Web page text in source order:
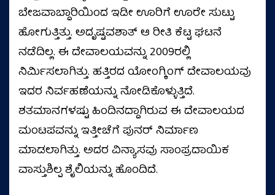
ಬೇಜವಾಬ್ದಾರಿಯಿಂದ ಇಡೀ ಊರಿಗೆ ಊರೇ ಸುಟ್ಟು
ಹೋಗುತ್ತಿತ್ತು. ಅದೃಷ್ಟವಶಾತ್ ಆ ರೀತಿ ಕೆಟ್ಟ ಘಟನೆ
ನಡೆದಿಲ್ಲ. ಈ ದೇವಾಲಯವನ್ನು 2009ರಲ್ಲಿ
ನಿರ್ಮಿಸಲಾಗಿತ್ತು. ಹತ್ತಿರದ ಯೋಂಗ್ಕಿಂಗ್ ದೇವಾಲಯವು
ಇದರ ನಿರ್ವಹಣೆಯನ್ನು ನೋಡಿಕೊಳ್ಳುತ್ತಿದೆ.
ಶತಮಾನಗಳಷ್ಟು ಹಿಂದಿನದ್ದಾಗಿರುವ ಈ ದೇವಾಲಯದ
ಮಂಟಪವನ್ನು ಇತ್ತೀಚೆಗೆ ಪುನರ್ ನಿರ್ಮಾಣ
ಮಾಡಲಾಗಿತ್ತು. ಅದರ ವಿನ್ಯಾಸವು ಸಾಂಪ್ರದಾಯಿಕ
ವಾಸ್ತುಶಿಲ್ಪ ಶೈಲಿಯನ್ನು ಹೊಂದಿದೆ.